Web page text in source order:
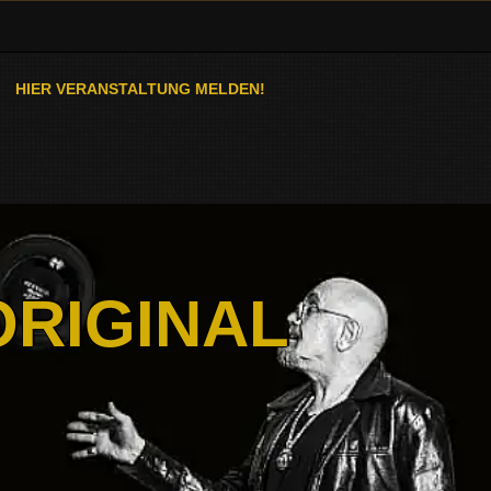
HIER VERANSTALTUNG MELDEN!